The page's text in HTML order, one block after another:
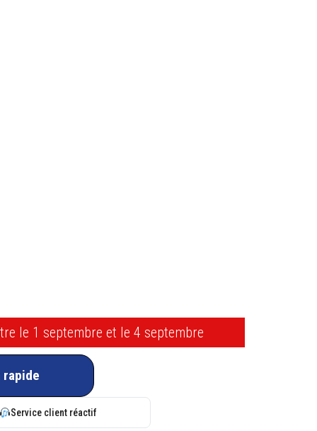
le 1 septembre et le 4 septembre
Service client réactif